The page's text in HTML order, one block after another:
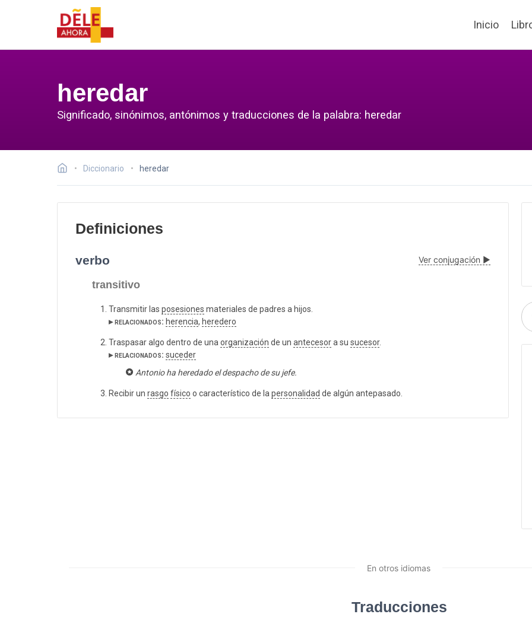
Inicio
heredar
Significado, sinónimos, antónimos y traducciones de la palabra: heredar
Diccionario heredar
Definiciones
verbo Ver conjugación ▶
transitivo
Transmitir las posesiones materiales de padres a hijos.
▸ relacionados: herencia, heredero
Traspasar algo dentro de unaorganización de un antecesora su sucesor.
▸ relacionados: suceder
Antonio ha heredado el despacho de su jefe.
Recibir un rasgo físico o característico de lapersonalidad de algún antepasado.
En otros idiomas
Traducciones